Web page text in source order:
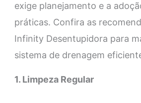
exige planejamento e a
práticas. Confira as
Infinity Desentupidora para
sistema de drenagem
1. Limpeza Regular